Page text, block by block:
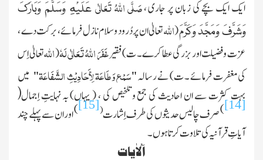
ایک ایک بچے کی زبان پر جاری ،صَلَّی اللهُ تَعَالٰیعَلَيْهِ وَسَلَّمَ وَبَارَكَ
وَشَرَّفَ وَمَجَّدَ وَکَرَّمَ(اللہتعالیٰ ان پردُرود وسلام نازل فرمائے ، برکت دے ،
عزت وفضیلت اور بزرگی عطا کرے ۔ ت)فقیرغَفَرَ اللهُ تَعَالٰی لَه(اللہتعالیٰ اِس
کی مغفرت فرمائے ۔ ت)نے رسالہ"سَمْع وَطَاعَة لِأَحَادِيْثِ الشَّفَاعَة" میں
بہت کثرت سے ان احادیث کی جمع وتلخیص کی ،( یہاں)بہ نہایتِ اِجمال(
[14]
)صرف چالیس حدیثوں کی طرف اِشارت(
[15]
)اور ان سے پہلے چند
آیاتِ قرآنیہ کی تلاوت کرتا ہوں ۔
اَ لْاٰیات